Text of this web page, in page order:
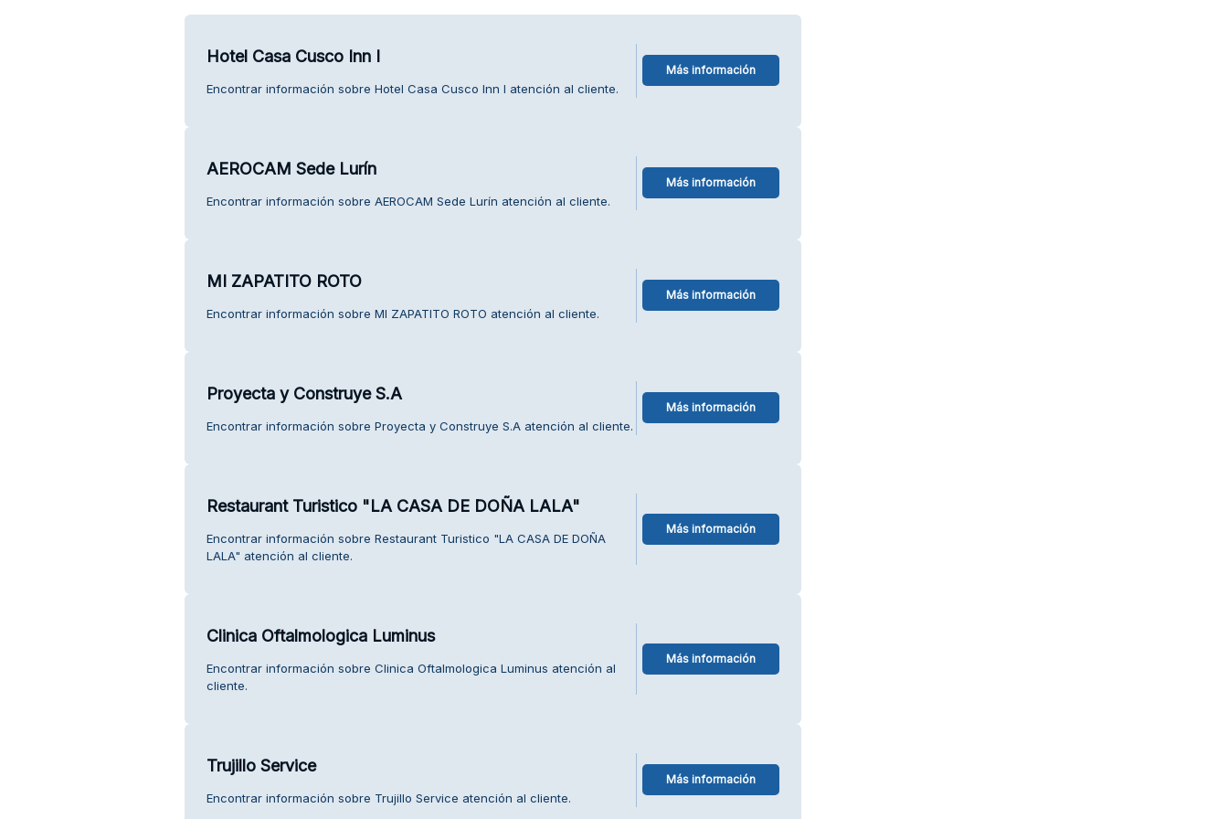
Hotel Casa Cusco Inn I
Encontrar información sobre Hotel Casa Cusco Inn I atención al cliente.
Más información
AEROCAM Sede Lurín
Encontrar información sobre AEROCAM Sede Lurín atención al cliente.
Más información
MI ZAPATITO ROTO
Encontrar información sobre MI ZAPATITO ROTO atención al cliente.
Más información
Proyecta y Construye S.A
Encontrar información sobre Proyecta y Construye S.A atención al cliente.
Más información
Restaurant Turistico "LA CASA DE DOÑA LALA"
Encontrar información sobre Restaurant Turistico "LA CASA DE DOÑA
LALA" atención al cliente.
Más información
Clinica Oftalmologica Luminus
Encontrar información sobre Clinica Oftalmologica Luminus atención al
cliente.
Más información
Trujillo Service
Encontrar información sobre Trujillo Service atención al cliente.
Más información